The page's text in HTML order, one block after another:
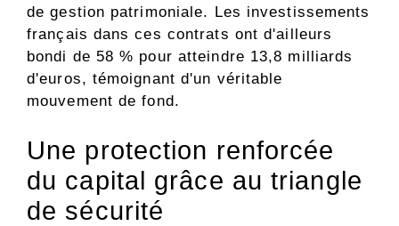
de gestion patrimoniale. Les investissements
français dans ces contrats ont d'ailleurs
bondi de 58 % pour atteindre 13,8 milliards
d'euros, témoignant d'un véritable
mouvement de fond.
Une protection renforcée
du capital grâce au triangle
de sécurité